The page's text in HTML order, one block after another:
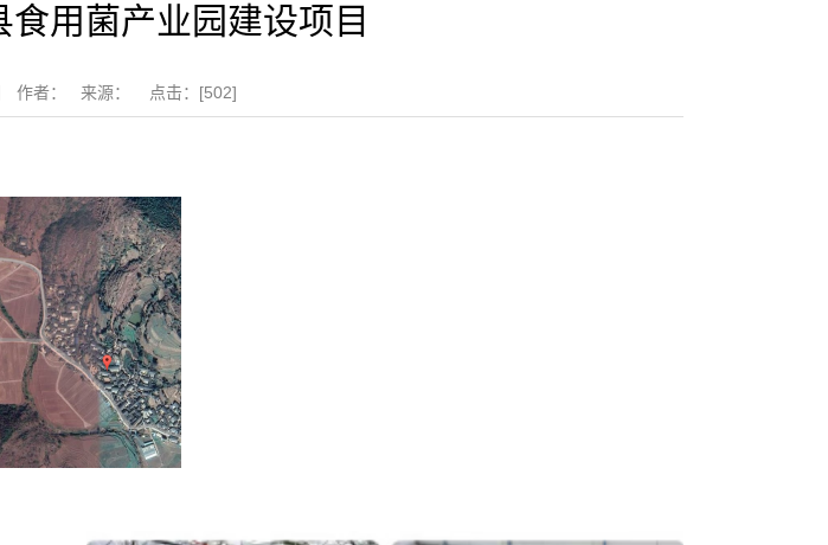
食用菌产业园建设项目
作者： 来源： 点击：[502]